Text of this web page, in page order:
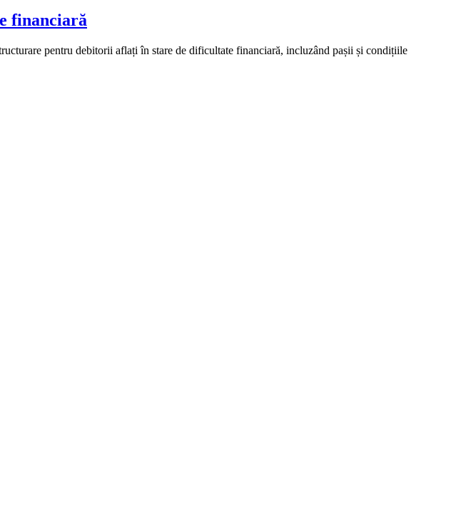
financiară
pentru debitorii aflați în stare de dificultate financiară, incluzând pașii și condițiile